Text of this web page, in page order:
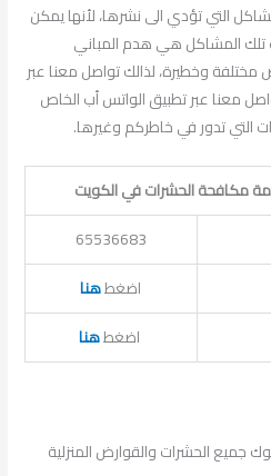
التي تؤدي الى نشرها، لأنها يمكن
تلك المشاكل هي هدم المباني
مختلفة وخطيرة، لذالك تواصل معنا عبر
خلال التواصل معنا عبر تطبيق الواتس أب الخاص
التي تدور في خاطركم وغيرها.
مكافحة الحشرات في الكويت
65536683
اضغطهنا
اضغطهنا
جميع الحشرات والقوارض المنزلية